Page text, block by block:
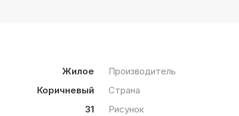
Жилое
Коричневый
31
Производитель
Страна
Рисунок